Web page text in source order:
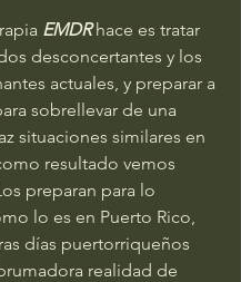
EMDR hace es tratar
desconcertantes y los
actuales, y preparar a
sobrellevar de una
situaciones similares en
resultado vemos
preparan para lo
lo es en Puerto Rico,
días puertorriqueños
realidad de